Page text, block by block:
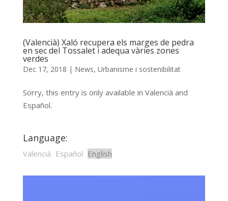
(Valencià) Xaló recupera els marges de pedra
en sec del Tossalet i adequa vàries zones
verdes
Dec 17, 2018 | News, Urbanisme i sostenibilitat
Sorry, this entry is only available in Valencià and
Español.
Language:
Valencià Español English